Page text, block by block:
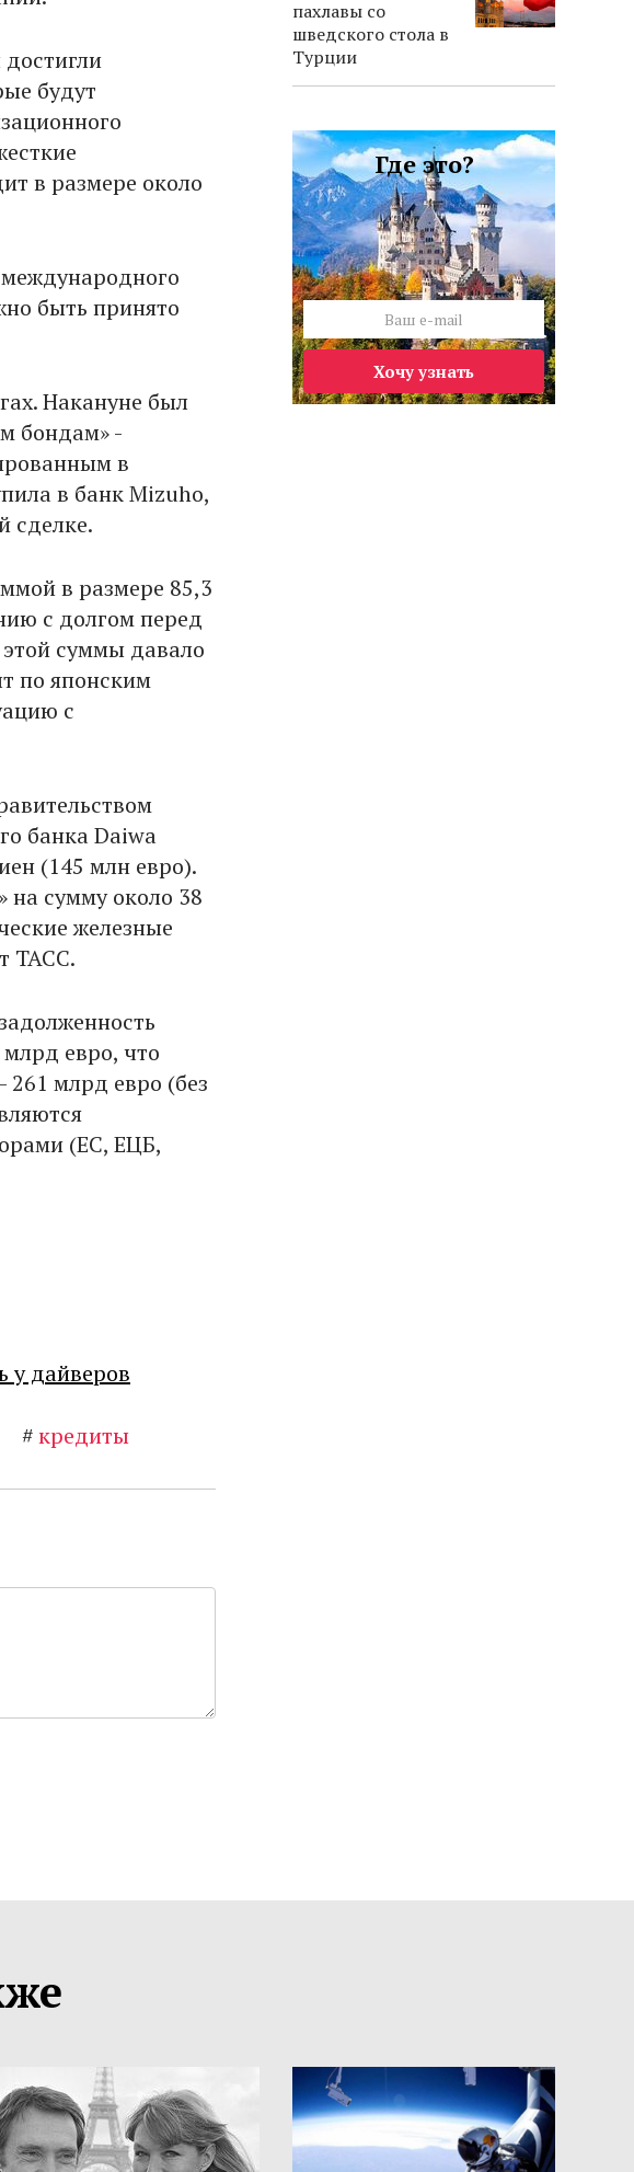
будут
в размере около
быть принято
Накануне был
бондам» -
в
в банк Mizuho,
сделке.
в размере 85,3
с долгом перед
суммы давало
по японским
с
банка Daiwa
(145 млн евро).
на сумму около 38
железные
ТАСС.
евро, что
261 млрд евро (без
(ЕС, ЕЦБ,
у дайверов
#кредиты
пахлавы со
шведского стола в
Турции
Где это?
Хочу узнать